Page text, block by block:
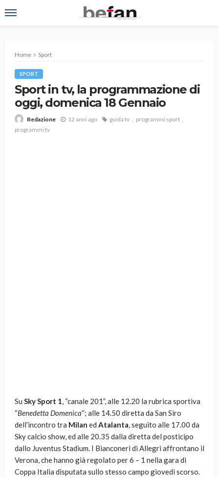
Home Sport
SPORT
Sport in tv, la programmazione di
oggi, domenica 18 Gennaio
Redazione 12 anni ago guida tv
programmi sport
programmi tv
Su Sky Sport 1, “canale 201”, alle 12.20 la rubrica sportiva
“Benedetta Domenica“; alle 14.50 diretta da San Siro
dell’incontro tra Milan ed Atalanta, seguito alle 17.00 da
Sky calcio show, ed alle 20.35 dalla diretta del posticipo
dallo Juventus Stadium. I Bianconeri di Allegri affrontano il
Verona, che hanno già regolato per 6 – 1 nella gara di
Coppa Italia disputata sullo stesso campo giovedì scorso.